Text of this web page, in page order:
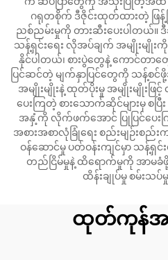
ဂရုတစိုက် ဒီဇိုင်းထုတ်ထားတဲ့ ဖြန့်
ညစ်ညမ်းမှုကို တားဆီးပေးပါတယ်။
သန့်ရှင်းရေး လိုအပ်ချက် အမျိုးမျိုး
နိုင်ပါတယ်၊ စားပွဲတွေနဲ့ ကောင်တာ
ပြင်ဆင်တဲ့ မျက်နှာပြင်တွေကို သန့်စင်
အမျိုးမျိုးနဲ့ ထုတ်ပိုးမှု အမျိုးမျိုးဖြင့်
ပေးကြတဲ့ စားသောက်ဆိုင်များမှ စပ
အနှံ့ကို လိုက်ဖက်အောင် ပြုပြင်ပေး
အစားအစာလုံခြုံရေး စည်းမျဉ်းစည်
ဝန်ဆောင်မှု ပတ်ဝန်းကျင်မှာ သန့်ရှင်
တည်ငြိမ်မှုနဲ့ ထိရောက်မှုကို အာမ
ထိန်းချုပ်မှု စမ်းသ
ထုတ်ကုန်အ